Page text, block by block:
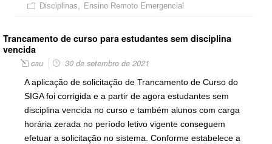
Disciplinas, Ensino Remoto Emergencial
Trancamento de curso para estudantes sem disciplina
vencida
cau 30 de setembro de 2021
A aplicação de solicitação de Trancamento de Curso do
SIGA foi corrigida e a partir de agora estudantes sem
disciplina vencida no curso e também alunos com carga
horária zerada no período letivo vigente conseguem
efetuar a solicitação no sistema. Conforme estabelece a